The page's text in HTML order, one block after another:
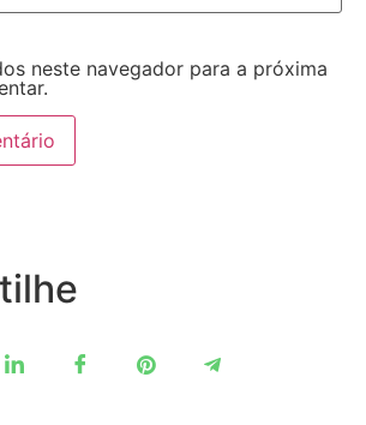
neste navegador para a próxima